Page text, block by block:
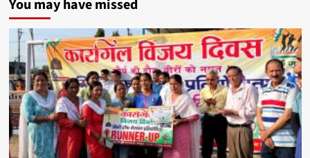
You may have missed